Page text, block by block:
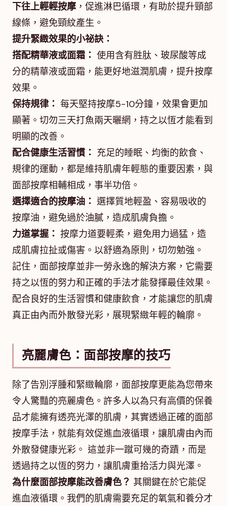
下往上輕輕按摩 ，促進淋巴循環，有助於提升頸部
線條，避免頸紋產生。
提升緊緻效果的小祕訣：
搭配精華液或面霜： 使用含有胜肽、玻尿酸等成
分的精華液或面霜，能更好地滋潤肌膚，提升按摩
效果。
保持規律： 每天堅持按摩5-10分鐘，效果會更加
顯著。切勿三天打魚兩天曬網，持之以恆才能看到
明顯的改善。
配合健康生活習慣： 充足的睡眠、均衡的飲食、
規律的運動，都是維持肌膚年輕態的重要因素，與
面部按摩相輔相成，事半功倍。
選擇適合的按摩油： 選擇質地輕盈、容易吸收的
按摩油，避免過於油膩，造成肌膚負擔。
力道掌握： 按摩力道要輕柔，避免用力過猛，造
成肌膚拉扯或傷害。以舒適為原則，切勿勉強。
記住，面部按摩並非一勞永逸的解決方案，它需要
持之以恆的努力和正確的手法才能發揮最佳效果。
配合良好的生活習慣和健康飲食，才能讓您的肌膚
真正由內而外散發光彩，展現緊緻年輕的輪廓。
亮麗膚色：面部按摩的技巧
除了告別浮腫和緊緻輪廓，面部按摩更能為您帶來
令人驚豔的亮麗膚色。許多人以為只有高價的保養
品才能擁有透亮光澤的肌膚，其實透過正確的面部
按摩手法，就能有效促進血液循環，讓肌膚由內而
外散發健康光彩。 這並非一蹴可幾的奇蹟，而是
透過持之以恆的努力，讓肌膚重拾活力與光澤。
為什麼面部按摩能改善膚色？ 其關鍵在於它能促
進血液循環。我們的肌膚需要充足的氧氣和養分才